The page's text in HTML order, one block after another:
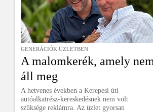
GENERÁCIÓK ÜZLETBEN
A malomkerék, amely nem
áll meg
A hetvenes években a Kerepesi úti
autóalkatrész-kereskedésnek nem volt
szüksége reklámra. Az üzlet gyorsan